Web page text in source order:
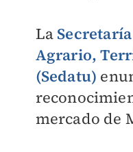
La
Agrario,
(Sedatu)
mercado de